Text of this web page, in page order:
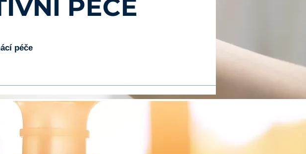
PÉČE
péče